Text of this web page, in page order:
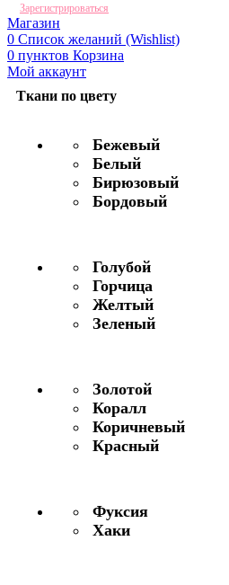
Зарегистрироваться
Магазин
0 Список желаний (Wishlist)
0 пунктов Корзина
Мой аккаунт
Ткани по цвету
Бежевый
Белый
Бирюзовый
Бордовый
Голубой
Горчица
Желтый
Зеленый
Золотой
Коралл
Коричневый
Красный
Фуксия
Хаки